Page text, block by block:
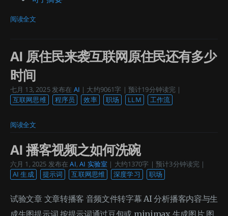
阅读全文
AI 原住民来袭互联网原住民还有多少
时间
七月 13, 2025发布在 AI | 大约9061字 | 预计19分钟读完 |
互联网思维
程序员 效率 职场 LLM 工作流
阅读全文
AI 播客视频之如何洗碗
六月 1, 2025 发布在 AI,AI 实验室 | 大约1370字 | 预计3分钟读完 |
AI 生成
提示词 互联网思维 深度学习 职场
试验文章 文章转播客 音频文件转字幕 AI 分析播客内容与生
成生图提示词 按提示词通过豆包或 minimax 生成图片 图